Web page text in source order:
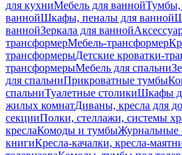
для кухниМебель для ваннойТумбы,
ваннойШкафы, пеналы для ванной
ваннойЗеркала для ванной
трансформерМебель-трансформер
трансформерыДетские кроватки-
трансформерыМебель для спальни
для спальниПрикроватные тумбы
спальниТуалетные столикиШкафы
жилых комнатДиваны, кресла для
секцииПолки, стеллажи, системы
креслаКомоды и тумбыЖурнальные
книгиКресла-качалки, кресла-